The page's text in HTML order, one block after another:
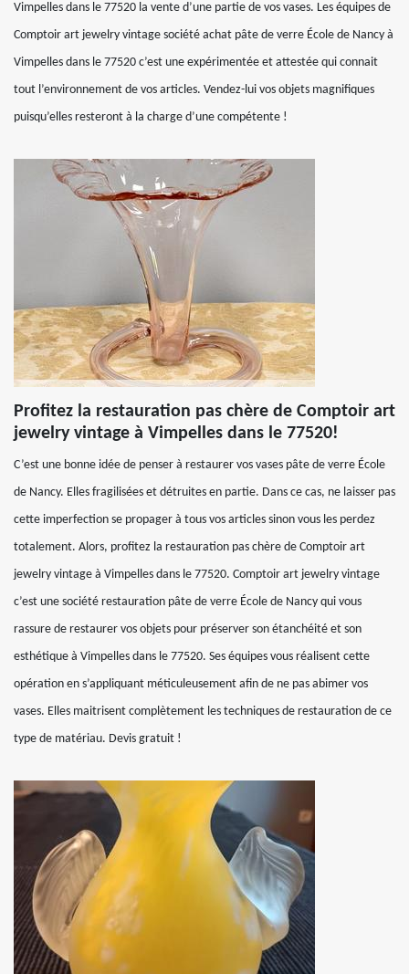
Vimpelles dans le 77520 la vente d’une partie de vos vases. Les équipes de
Comptoir art jewelry vintage société achat pâte de verre École de Nancy à
Vimpelles dans le 77520 c’est une expérimentée et attestée qui connait
tout l’environnement de vos articles. Vendez-lui vos objets magnifiques
puisqu’elles resteront à la charge d’une compétente !
Profitez la restauration pas chère de Comptoir art
jewelry vintage à Vimpelles dans le 77520!
C’est une bonne idée de penser à restaurer vos vases pâte de verre École
de Nancy. Elles fragilisées et détruites en partie. Dans ce cas, ne laisser pas
cette imperfection se propager à tous vos articles sinon vous les perdez
totalement. Alors, profitez la restauration pas chère de Comptoir art
jewelry vintage à Vimpelles dans le 77520. Comptoir art jewelry vintage
c’est une société restauration pâte de verre École de Nancy qui vous
rassure de restaurer vos objets pour préserver son étanchéité et son
esthétique à Vimpelles dans le 77520. Ses équipes vous réalisent cette
opération en s’appliquant méticuleusement afin de ne pas abimer vos
vases. Elles maitrisent complètement les techniques de restauration de ce
type de matériau. Devis gratuit !